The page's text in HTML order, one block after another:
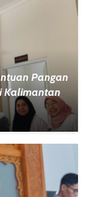
Pangan
Kalimantan